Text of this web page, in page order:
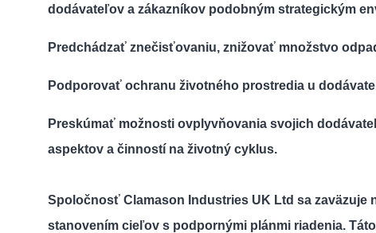
dodávateľov a zákazníkov podobným strategickým
Predchádzať znečisťovaniu, znižovať množstvo
Podporovať ochranu životného prostredia u
Preskúmať možnosti ovplyvňovania svojich
aspektov a činností na životný cyklus.
Spoločnosť Clamason Industries UK Ltd sa
stanovením cieľov s podpornými plánmi riadenia.